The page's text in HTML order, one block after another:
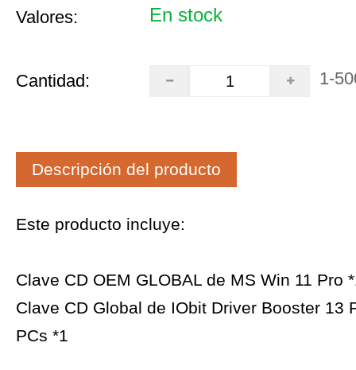
Valores: En stock
Cantidad: 1-
Descripción del producto
Este producto incluye:
Clave CD OEM GLOBAL de MS Win 11 Pro
Clave CD Global de IObit Driver Booster 13
PCs *1